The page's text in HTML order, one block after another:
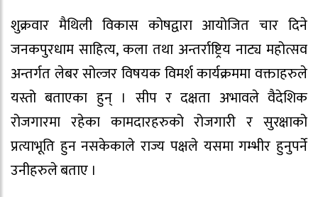
शुक्रवार मैथिली विकास कोषद्वारा आयोजित चार दिने
जनकपुरधाम साहित्य, कला तथा अन्तर्राष्ट्रिय नाट्य महोत्सव
अन्तर्गत लेबर सोल्जर विषयक विमर्श कार्यक्रममा वक्ताहरुले
यस्तो बताएका हुन् । सीप र दक्षता अभावले वैदेशिक
रोजगारमा रहेका कामदारहरुको रोजगारी र सुरक्षाको
प्रत्याभूति हुन नसकेकाले राज्य पक्षले यसमा गम्भीर हुनुपर्ने
उनीहरुले बताए ।